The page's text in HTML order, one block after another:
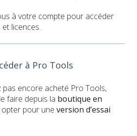
à votre compte pour accéder
licences.
à Pro Tools
pas encore acheté Pro Tools,
faire depuis la boutique en
pour une version d’essai